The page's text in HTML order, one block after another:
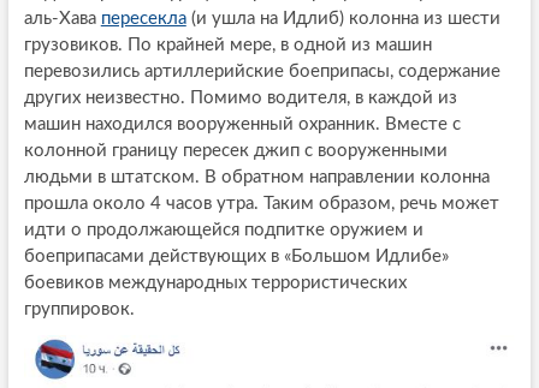
аль-Хава пересекла(и ушла на Идлиб) колонна из шести
грузовиков. По крайней мере, в одной из машин
перевозились артиллерийские боеприпасы, содержание
других неизвестно. Помимо водителя, в каждой из
машин находился вооруженный охранник. Вместе с
колонной границу пересек джип с вооруженными
людьми в штатском. В обратном направлении колонна
прошла около 4 часов утра. Таким образом, речь может
идти о продолжающейся подпитке оружием и
боеприпасами действующих в «Большом Идлибе»
боевиков международных террористических
группировок.